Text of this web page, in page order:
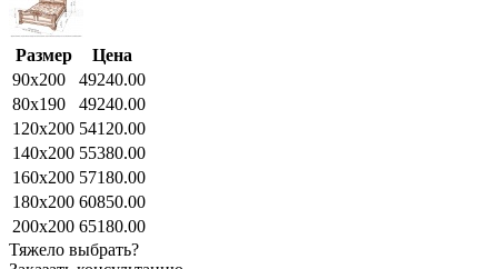
Размер
Цена
90x200
49240.00
80x190
49240.00
120x200 54120.00
140x200 55380.00
160x200 57180.00
180x200 60850.00
200x200 65180.00
Тяжело выбрать?